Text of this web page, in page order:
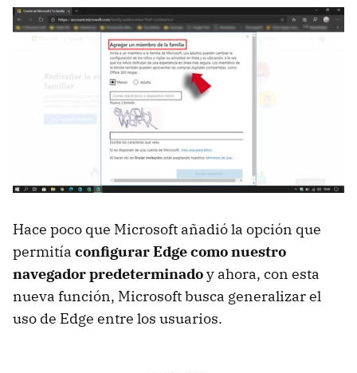
Hace poco que Microsoft añadió la opción que
permitía configurar Edge como nuestro
navegador predeterminadoy ahora, con esta
nueva función, Microsoft busca generalizar el
uso de Edge entre los usuarios.